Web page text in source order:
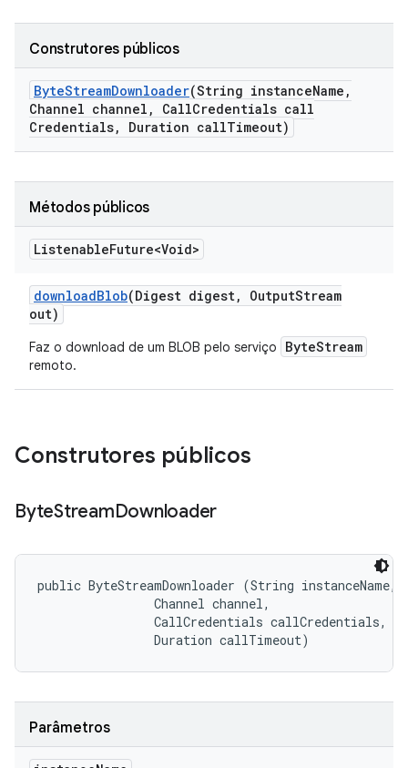
Construtores públicos
ByteStreamDownloader(String instanceName ,
Channel channel , CallCredentials call
Credentials, Duration callTimeout)
Métodos públicos
ListenableFuture<Void>
downloadBlob(Digest digest, OutputStream
out)
Faz o download de um BLOB pelo serviço ByteStream
remoto.
Construtores públicos
ByteStreamDownloader
public ByteStreamDownloader (String instanceName,
                Channel channel,
                CallCredentials callCredentials,
                Duration callTimeout)
Parâmetros